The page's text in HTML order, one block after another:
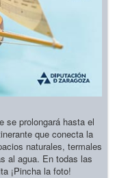
prolongará hasta el
que conecta la
naturales, termales
al agua. En todas las
¡Pincha la foto!